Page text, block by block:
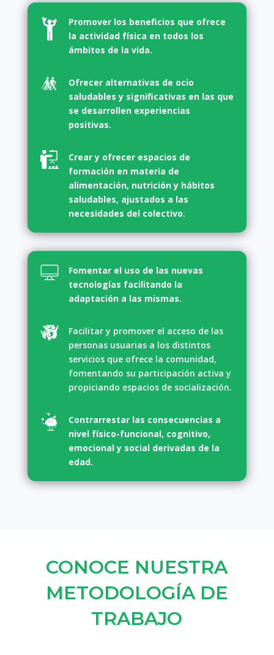
Promover los beneficios que ofrece
la actividad física en todos los
ámbitos de la vida.
Ofrecer alternativas de ocio
saludables y significativas en las que
se desarrollen experiencias
positivas.
Crear y ofrecer espacios de
formación en materia de
alimentación, nutrición y hábitos
saludables, ajustados a las
necesidades del colectivo.
Fomentar el uso de las nuevas
tecnologías facilitando la
adaptación a las mismas.
Facilitar y promover el acceso de las
personas usuarias a los distintos
servicios que ofrece la comunidad,
fomentando su participación activa y
propiciando espacios de socialización.
Contrarrestar las consecuencias a
nivel físico-funcional, cognitivo,
emocional y social derivadas de la
edad.
CONOCE NUESTRA
METODOLOGÍA DE
TRABAJO